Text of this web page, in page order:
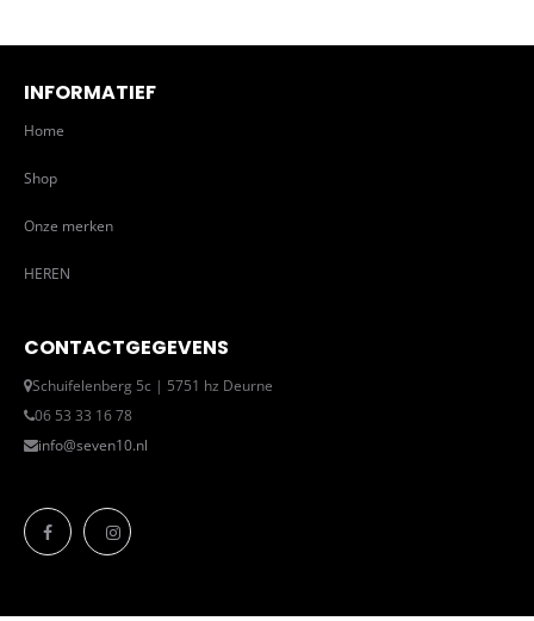
INFORMATIEF
Home
Shop
Onze merken
HEREN
CONTACTGEGEVENS
Schuifelenberg 5c | 5751 hz Deurne
06 53 33 16 78
info@seven10.nl